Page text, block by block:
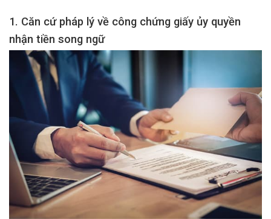
1. Căn cứ pháp lý về công chứng giấy ủy quyền
nhận tiền song ngữ